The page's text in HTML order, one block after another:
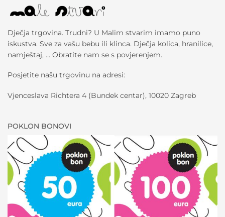
Dječja trgovina. Trudni? U Malim stvarim imamo puno
iskustva. Sve za vašu bebu ili klinca. Dječja kolica, hranilice,
namještaj, … Obratite nam se s povjerenjem.
Posjetite našu trgovinu na adresi:
Vjenceslava Richtera 4 (Bundek centar), 10020 Zagreb
POKLON BONOVI